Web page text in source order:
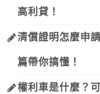
高利貸！
清償證明怎麼申
篇帶你搞懂！
權利車是什麼？